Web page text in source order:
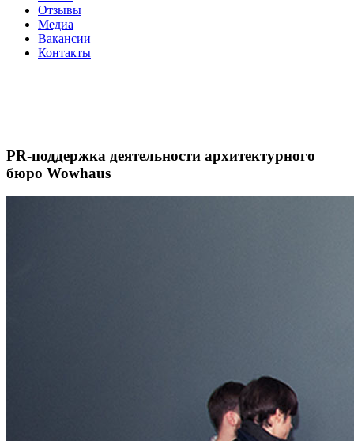
Отзывы
Медиа
Вакансии
Контакты
PR-поддержка деятельности архитектурного
бюро Wowhaus